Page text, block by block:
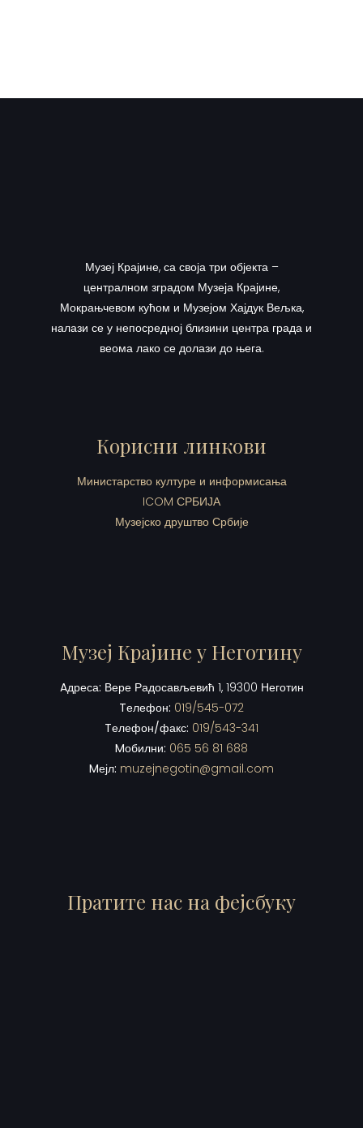
Музеј Крајине, са своја три објекта –
централном зградом Музеја Крајине,
Мокрањчевом кућом и Музејом Хајдук Вељка,
налази се у непосредној близини центра града и
веома лако се долази до њега.
Корисни линкови
Министарство културе и информисања
ICOM СРБИЈА
Музејско друштво Србије
Музеј Крајине у Неготину
Aдреса: Вере Радосављевић 1, 19300 Неготин
Tелефон: 019/545-072
Tелефон/факс: 019/543-341
Mобилни: 065 56 81 688
Mејл: muzejnegotin@gmail.com
Пратите нас на фејсбуку